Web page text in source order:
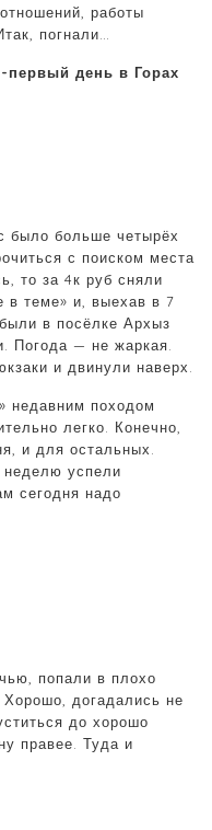
работы
погнали…
первый день в Горах
было больше четырёх
с поиском места
то за 4к руб сняли
в теме» и, выехав в 7
в посёлке Архыз
Погода — не жаркая.
и двинули наверх.
недавним походом
легко. Конечно,
и для остальных.
неделю успели
сегодня надо
попали в плохо
догадались не
до хорошо
правее. Туда и